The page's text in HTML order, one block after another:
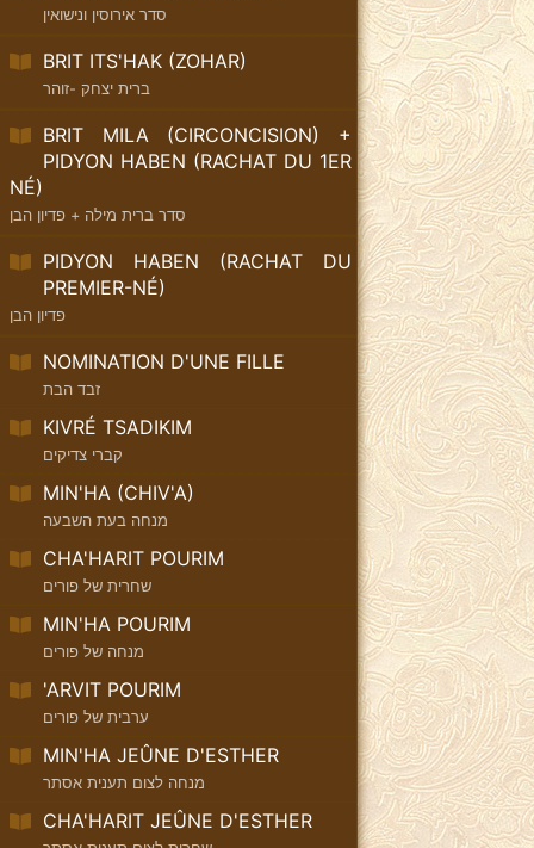
סדר אירוסין ונישואין
BRIT ITS'HAK (ZOHAR)
ברית יצחק -זוהר
BRIT MILA (CIRCONCISION) +
PIDYON HABEN (RACHAT DU 1ER
NÉ)
סדר ברית מילה + פדיון הבן
PIDYON HABEN (RACHAT DU
PREMIER-NÉ)
פדיון הבן
NOMINATION D'UNE FILLE
זבד הבת
KIVRÉ TSADIKIM
קברי צדיקים
MIN'HA (CHIV'A)
מנחה בעת השבעה
CHA'HARIT POURIM
שחרית של פורים
MIN'HA POURIM
מנחה של פורים
'ARVIT POURIM
ערבית של פורים
MIN'HA JEÛNE D'ESTHER
מנחה לצום תענית אסתר
CHA'HARIT JEÛNE D'ESTHER